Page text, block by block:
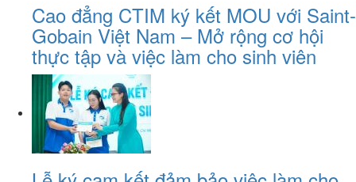
Cao đẳng CTIM ký kết MOU với Saint-
Gobain Việt Nam – Mở rộng cơ hội
thực tập và việc làm cho sinh viên